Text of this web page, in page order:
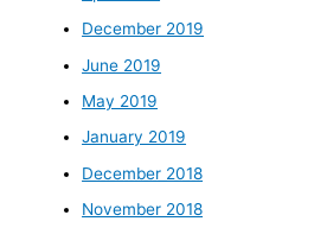
December 2019
June 2019
May 2019
January 2019
December 2018
November 2018